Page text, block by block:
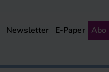
Newsletter E-Paper Abo